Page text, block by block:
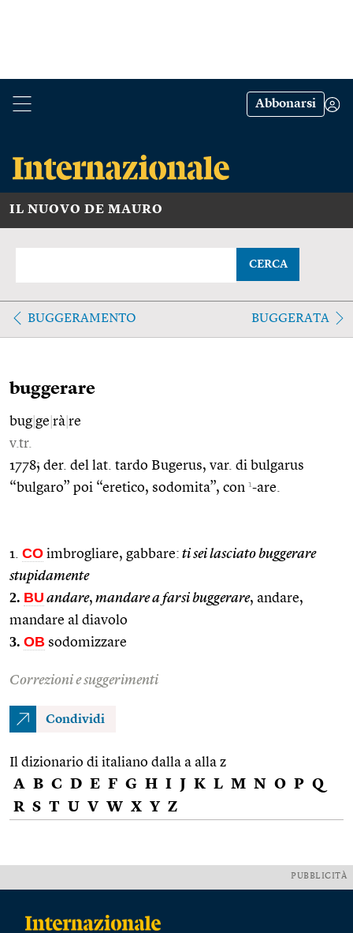
Abbonarsi
IL NUOVO DE MAURO
CERCA
BUGGERAMENTO BUGGERATA
buggerare
bug ge rà re
v.tr.
1778; der. del lat. tardo Bugerus, var. di bulgarus
“bulgaro” poi “eretico, sodomita”, con 1-are.
1. CO imbrogliare, gabbare: ti sei lasciato buggerare
stupidamente
2. BU andare, mandare a farsi buggerare, andare,
mandare al diavolo
3. OB sodomizzare
Correzioni e suggerimenti
Condividi
Il dizionario di italiano dalla a alla z
A B C D E F G H I J K L M N O P Q
R S T U V W X Y Z
PUBBLICITÀ